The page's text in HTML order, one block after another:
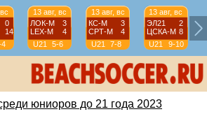
0
14
4
13 авг, вс
ЛОК-М
3
LEX-М
4
U21
5-6
13 авг, вс
КС-М
3
СРТ-М
4
U21
7-8
13 авг, вс
ЭЛ21
2
ЦСКА-М 8
U21
9-10
юниоров до 21 года 2023